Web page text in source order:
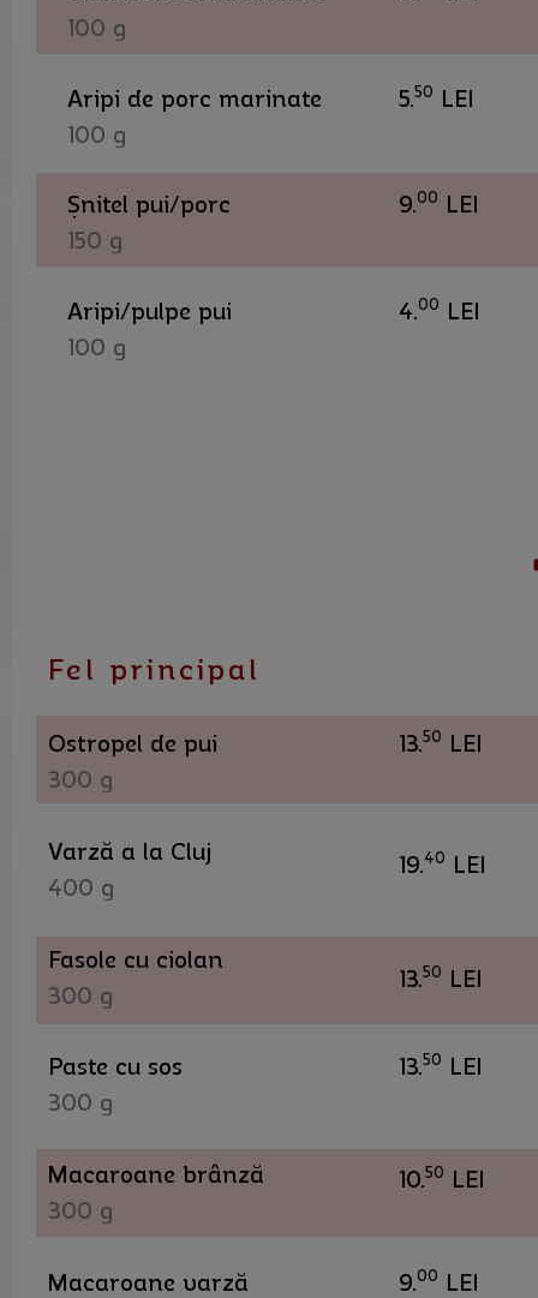
100 g
Aripi de porc marinate
100 g
5.50 LEI
Șnitel pui/porc
150 g
9.00 LEI
Aripi/pulpe pui
100 g
4.00 LEI
Fel principal
Ostropel de pui
300 g
13.50 LEI
Varză a la Cluj
400 g
19.40 LEI
Fasole cu ciolan
300 g
13.50 LEI
Paste cu sos
300 g
13.50 LEI
Macaroane brânză
300 g
10.50 LEI
Macaroane varză
9.00 LEI